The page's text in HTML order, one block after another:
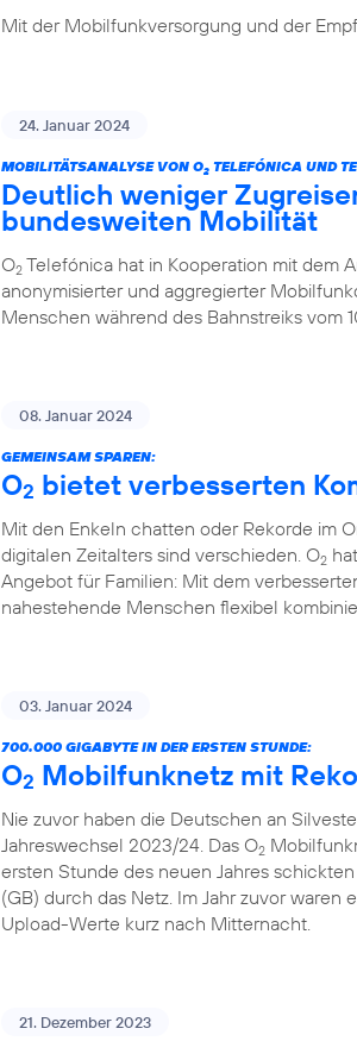
Mit der Mobilfunkversorgung und der
24. Januar 2024
MOBILITÄTSANALYSE VON O2 TELEFÓNICA UND
Deutlich weniger
bundesweiten Mobilität
O2 Telefónica hat in Kooperation mit dem
anonymisierter und aggregierter
Menschen während des Bahnstreiks vom
08. Januar 2024
GEMEINSAM SPAREN:
O2 bietet verbesserten
Mit den Enkeln chatten oder Rekorde im
digitalen Zeitalters sind verschieden. O2
Angebot für Familien: Mit dem
nahestehende Menschen flexibel
03. Januar 2024
700.000 GIGABYTE IN DER ERSTEN STUNDE:
O2 Mobilfunknetz mit
Nie zuvor haben die Deutschen an
Jahreswechsel 2023/24. Das O2
ersten Stunde des neuen Jahres
(GB) durch das Netz. Im Jahr zuvor
Upload-Werte kurz nach Mitternacht.
21. Dezember 2023